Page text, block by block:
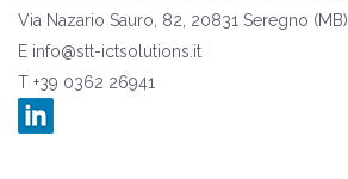
Via Nazario Sauro, 82, 20831 Seregno (MB)
E info@stt-ictsolutions.it
T +39 0362 26941